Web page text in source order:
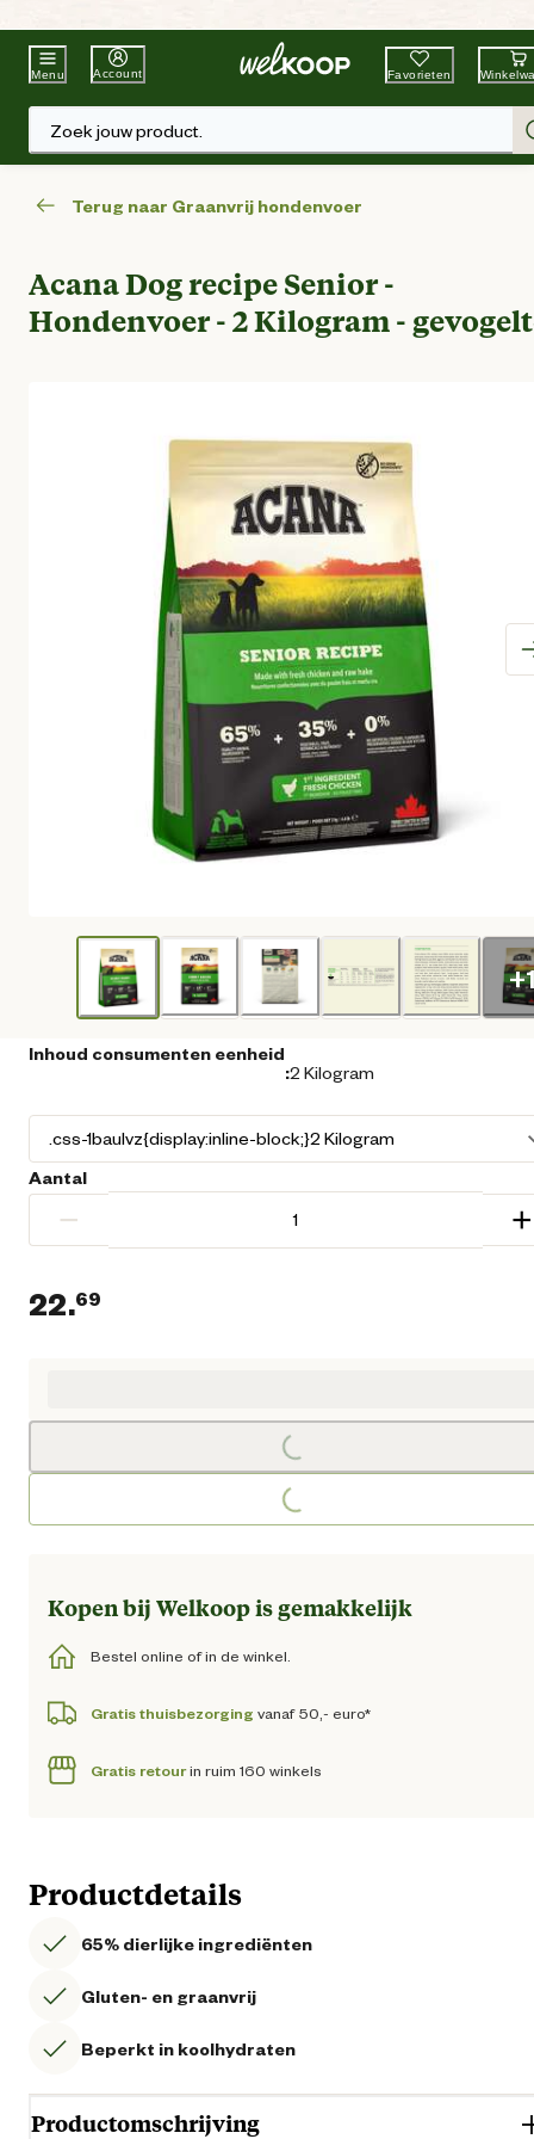
Beste WinkelketenTuin & Dier
Menu Account Favorieten
Zoek jouw product.
Terug naar Graanvrij hondenvoer
Acana Dog recipe Senior -
Hondenvoer - 2 Kilogram -
+
Inhoud consumenten eenheid
:2 Kilogram
Aantal
− +
22.69
Loading...
Loading...
Kopen bij Welkoop is gemakkelijk
Bestel online of in de winkel.
Gratis thuisbezorging vanaf 50,- euro*
Gratis retourin ruim 160 winkels
Productdetails
65% dierlijke ingrediënten
Gluten- en graanvrij
Beperkt in koolhydraten
Productomschrijving